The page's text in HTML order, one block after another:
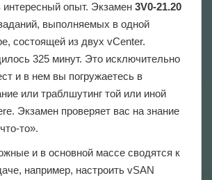
опыт. Экзамен 3V0-21.20
выполняемых в одной
состоящей из двух vCenter.
325 минут. Это исключительно
и в нем вы погружаетесь в
или траблшутинг той или иной
Экзамен проверяет вас на знание
то».
и в основной массе сводятся к
например, настроить vSAN